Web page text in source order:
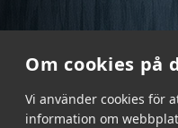
Om cookies på
Vi använder cookies för
information om